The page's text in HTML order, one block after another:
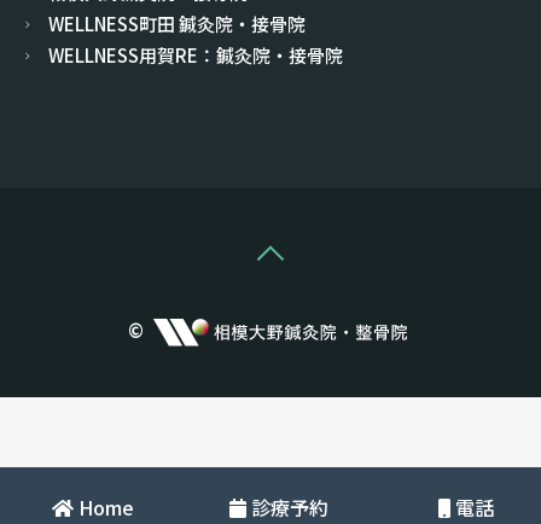
WELLNESS町田 鍼灸院・接骨院
WELLNESS用賀RE：鍼灸院・接骨院
©
Home 診療予約 電話